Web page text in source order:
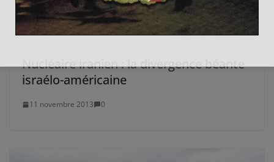
Nucléaire iranien : la divergence béante
israélo-américaine
11 novembre 2013 0